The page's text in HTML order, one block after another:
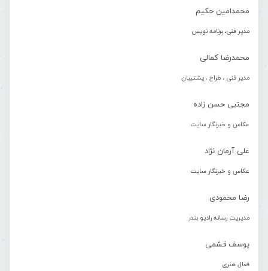
محمدامین حکیم
مدیر فنی، برنامه نویس
محمدرضا کمالی
مدیر فنی ، طراح ، پشتیبان
مجتبی حسن زاده
عکاس و خبرنگار سایت
علی آرمان نژاد
عکاس و خبرنگار سایت
رضا محمودی
مدیریت رسانه رادیو بندر
یوسف قشمی
فعال هنری